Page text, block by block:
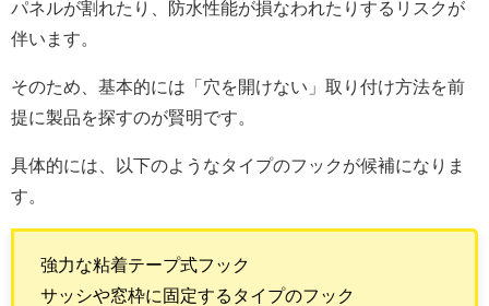
パネルが割れたり、防水性能が損なわれたりするリスクが
伴います。
そのため、基本的には「穴を開けない」取り付け方法を前
提に製品を探すのが賢明です。
具体的には、以下のようなタイプのフックが候補になりま
す。
強力な粘着テープ式フック
サッシや窓枠に固定するタイプのフック